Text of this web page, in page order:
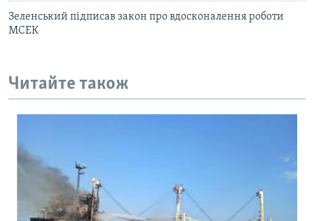
Зеленський підписав закон про вдосконалення роботи
МСЕК
Читайте також